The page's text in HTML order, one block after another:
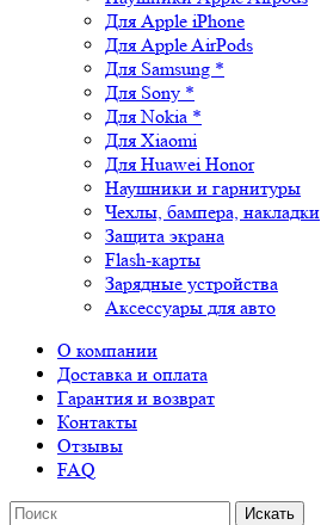
Для Apple iPhone
Для Apple AirPods
Для Samsung *
Для Sony *
Для Nokia *
Для Xiaomi
Для Huawei Honor
Наушники и гарнитуры
Чехлы, бампера, накладки
Защита экрана
Flash-карты
Зарядные устройства
Аксессуары для авто
О компании
Доставка и оплата
Гарантия и возврат
Контакты
Отзывы
FAQ